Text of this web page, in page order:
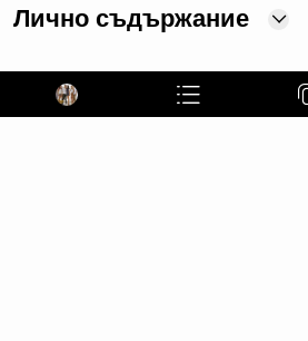
Лично съдържание